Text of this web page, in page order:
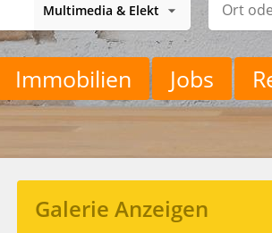
Immobilien Jobs
Galerie Anzeigen